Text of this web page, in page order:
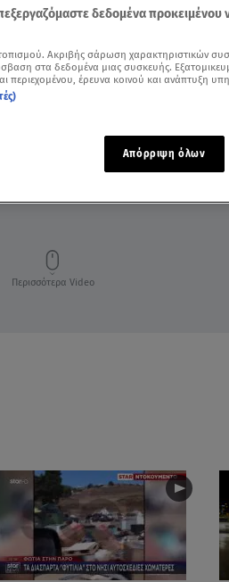
Περισσότερα Video
δεδομένα
Ακριβής σάρωση χαρακτηριστικών
στα δεδομένα μιας συσκευής.
περιεχομένου, έρευνα κοινού και ανάπτυξη
Απόρριψη όλων